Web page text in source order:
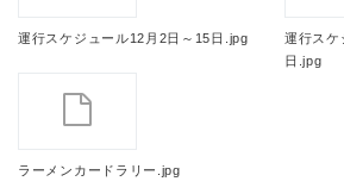
運行スケジュール12月2日～15日.jpg
運行スケ
日.jpg
ラーメンカードラリー.jpg